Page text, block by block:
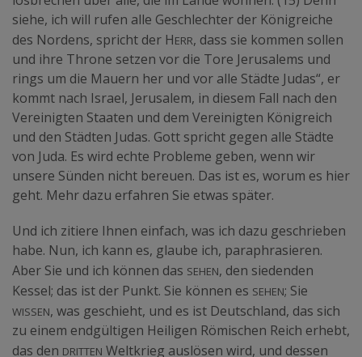
siehe, ich will rufen alle Geschlechter der Königreiche
des Nordens, spricht der Herr, dass sie kommen sollen
und ihre Throne setzen vor die Tore Jerusalems und
rings um die Mauern her und vor alle Städte Judas“, er
kommt nach Israel, Jerusalem, in diesem Fall nach den
Vereinigten Staaten und dem Vereinigten Königreich
und den Städten Judas. Gott spricht gegen alle Städte
von Juda. Es wird echte Probleme geben, wenn wir
unsere Sünden nicht bereuen. Das ist es, worum es hier
geht. Mehr dazu erfahren Sie etwas später.
Und ich zitiere Ihnen einfach, was ich dazu geschrieben
habe. Nun, ich kann es, glaube ich, paraphrasieren.
Aber Sie und ich können das sehen, den siedenden
Kessel; das ist der Punkt. Sie können es sehen; Sie
wissen, was geschieht, und es ist Deutschland, das sich
zu einem endgültigen Heiligen Römischen Reich erhebt,
das den Dritten Weltkrieg auslösen wird, und dessen